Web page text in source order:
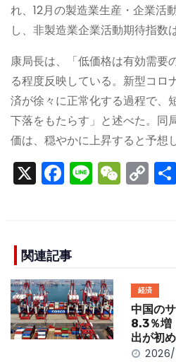
れ、12月の製造業生産・企業活
し、非製造業企業活動期待指数
康局長は、「低価格は有効需要
る程度反映している。新型コロ
済が徐々に正常化する過程で、
下落をもたらす」と述べた。同
価は、穏やかに上昇すると予想
X F
e
b
o
o
k
Li W C
n
k
関連記事
経済
中国の
8.3％増
出が初